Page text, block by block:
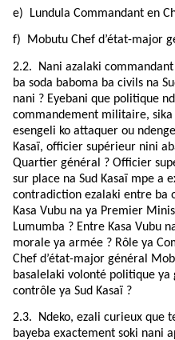
e) Lundula Commandant en
f) Mobutu Chef d’état-major
2.2.
Nani azalaki
ba soda baboma ba civils na
nani ? Eyebani que politique
commandement militaire,
esengeli ko attaquer ou
Kasaï, officier supérieur nini
Quartier général ? Officier
sur place na Sud Kasaï mpe a
contradiction ezalaki entre ba
Kasa Vubu na ya Premier
Lumumba ? Entre Kasa Vubu
morale ya armée ? Rôle ya
Chef d’état-major général
basalelaki volonté politique
contrôle ya Sud Kasaï ?
2.3.
Ndeko, ezali curieux que
bayeba exactement soki nani